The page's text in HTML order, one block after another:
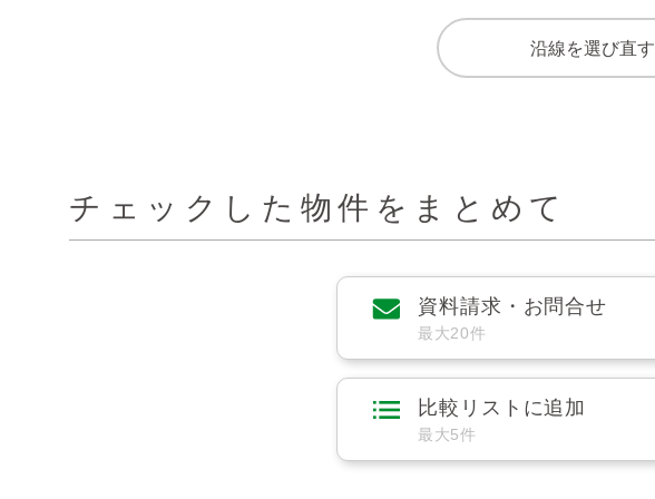
沿線を選び直す
チェックした物件をまとめて
資料請求・お問合せ
最大20件
比較リストに追加
最大5件